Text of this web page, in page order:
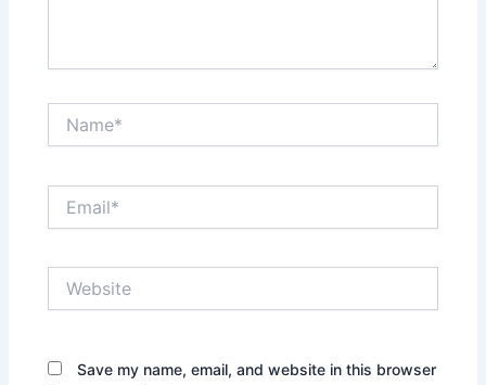
Save my name, email, and website in this browser